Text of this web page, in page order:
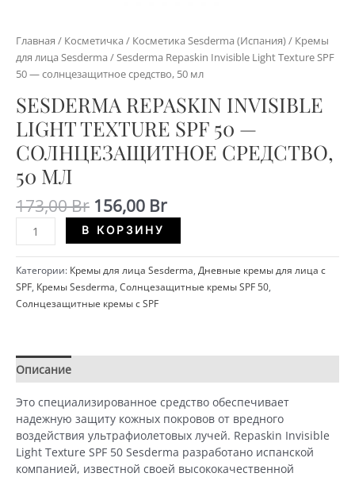
Главная / Косметичка / Косметика Sesderma (Испания)/ Кремы
для лица Sesderma / Sesderma Repaskin Invisible Light Texture SPF
50 — солнцезащитное средство, 50 мл
SESDERMA REPASKIN INVISIBLE
LIGHT TEXTURE SPF 50 —
СОЛНЦЕЗАЩИТНОЕ СРЕДСТВО,
50 МЛ
173,00Br Первоначальная
цена
составляла
173,00 Br.
156,00 BrТекущая
цена:
156,00 Br.
Количество
Sesderma
Repaskin
Invisible
Light
Texture
-
солнцезащитное
50
мл
В КОРЗИНУ
Категории: Кремы для лица Sesderma, Дневные кремы для лица с
SPF, Кремы Sesderma, Солнцезащитные кремы SPF 50,
Солнцезащитные кремы с SPF
Описание
Это специализированное средство обеспечивает
надежную защиту кожных покровов от вредного
воздействия ультрафиолетовых лучей. Repaskin Invisible
Light Texture SPF 50 Sesderma разработано испанской
компанией, известной своей высококачественной